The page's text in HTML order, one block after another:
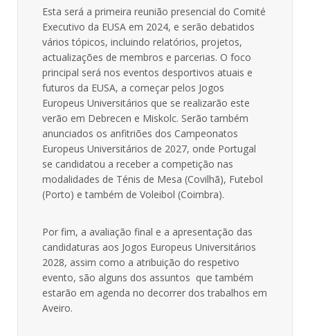
Esta será a primeira reunião presencial do Comité
Executivo da EUSA em 2024, e serão debatidos
vários tópicos, incluindo relatórios, projetos,
actualizações de membros e parcerias. O foco
principal será nos eventos desportivos atuais e
futuros da EUSA, a começar pelos Jogos
Europeus Universitários que se realizarão este
verão em Debrecen e Miskolc. Serão também
anunciados os anfitriões dos Campeonatos
Europeus Universitários de 2027, onde Portugal
se candidatou a receber a competição nas
modalidades de Ténis de Mesa (Covilhã), Futebol
(Porto) e também de Voleibol (Coimbra).
Por fim, a avaliação final e a apresentação das
candidaturas aos Jogos Europeus Universitários
2028, assim como a atribuição do respetivo
evento, são alguns dos assuntos que também
estarão em agenda no decorrer dos trabalhos em
Aveiro.